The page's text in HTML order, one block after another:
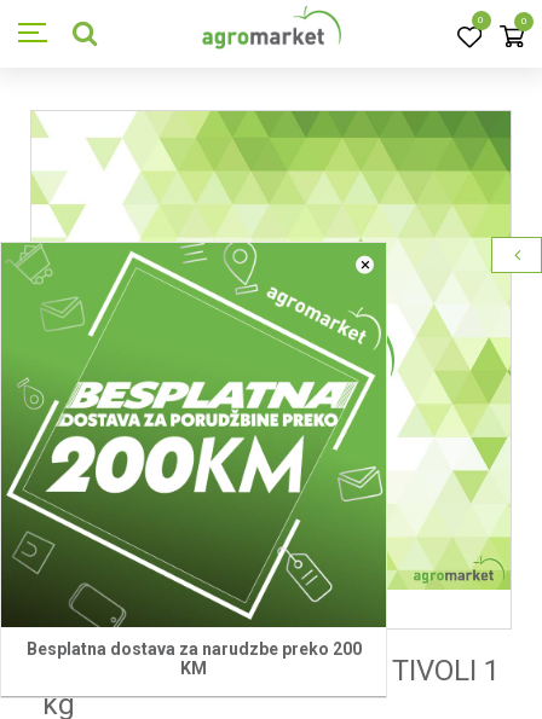
0 0
×
Besplatna dostava za narudzbe preko 200
KM
Semenarna Travna smeša TIVOLI 1
kg